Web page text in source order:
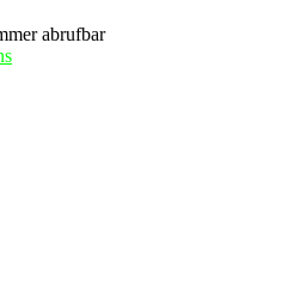
abrufbar